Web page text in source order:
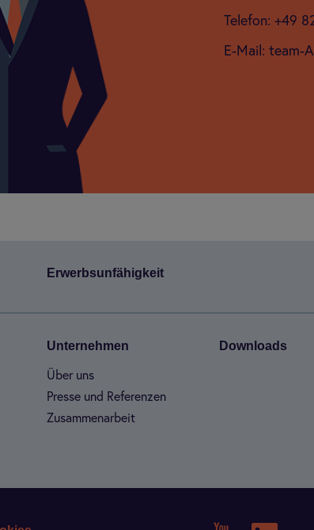
Telefon: +49
E-Mail: team-
Erwerbs­un­fä­hig­keit
Unter­neh­men
Über uns
Presse und Refe­ren­zen
Zusam­men­ar­beit
Dow­n­loads